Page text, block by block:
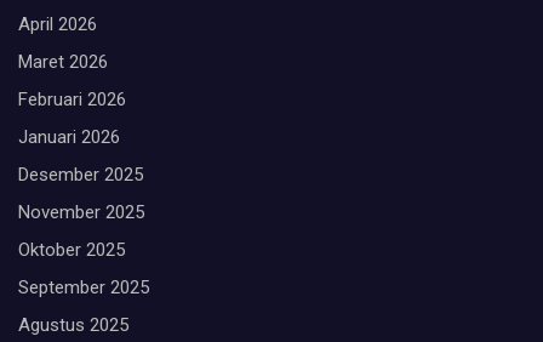
April 2026
Maret 2026
Februari 2026
Januari 2026
Desember 2025
November 2025
Oktober 2025
September 2025
Agustus 2025